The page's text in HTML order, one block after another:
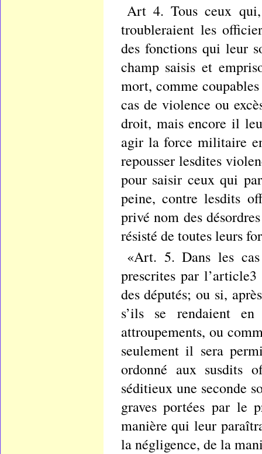
Art 4. Tous ceux
troubleraient les
des fonctions qui leur
champ saisis et
mort, comme
cas de violence ou
droit, mais encore il
agir la force militaire
repousser lesdites
pour saisir ceux qui
peine, contre lesdits
privé nom des
résisté de toutes leurs
«Art. 5. Dans les
prescrites par
des députés; ou si,
s’ils se rendaient
attroupements, ou
seulement il sera
ordonné aux susdits
séditieux une seconde
graves portées par le
manière qui leur
la négligence, de la